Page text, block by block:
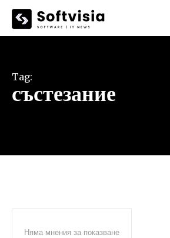
Tag:
състезание
Няма мнения за показване